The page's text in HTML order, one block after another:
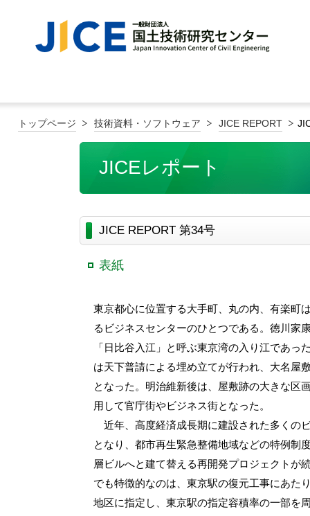
トップページ 技術資料・ソフトウェア JICE REPORT
JICEレポート
JICE REPORT 第34号
表紙
東京都心に位置する大手町、丸の内、有楽町
るビジネスセンターのひとつである。徳川家
「日比谷入江」と呼ぶ東京湾の入り江であっ
は天下普請による埋め立てが行われ、大名屋
となった。明治維新後は、屋敷跡の大きな区
用して官庁街やビジネス街となった。
近年、高度経済成長期に建設された多くの
となり、都市再生緊急整備地域などの特例制
層ビルへと建て替える再開発プロジェクトが
でも特徴的なのは、東京駅の復元工事にあた
地区に指定し、東京駅の指定容積率の一部を